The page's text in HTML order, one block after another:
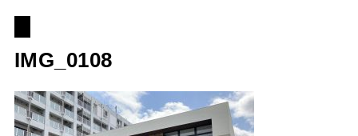
IMG_0108